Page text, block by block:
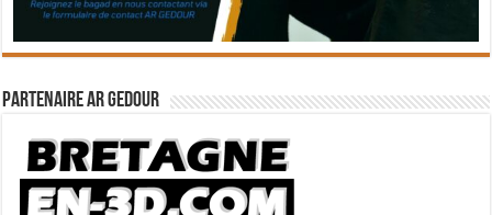
Partenaire Ar Gedour